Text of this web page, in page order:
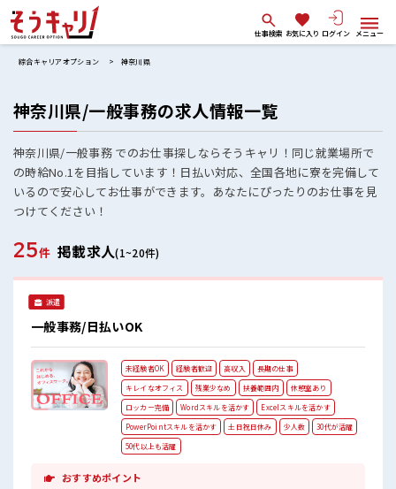
仕事検索 お気に入り ログイン メニュー
綜合キャリアオプション 神奈川県
神奈川県/一般事務の求人情報一覧
神奈川県/一般事務 でのお仕事探しならそうキャリ！同じ就業場所で
の時給No.1を目指しています！日払い対応、全国各地に寮を完備して
いるので安心してお仕事ができます。あなたにぴったりのお仕事を見
つけてください！
25件 掲載求人(1~20件)
派遣
一般事務/日払いOK
未経験者OK 経験者歓迎 高収入
長期の仕事
キレイなオフィス
残業少なめ 扶養範囲内
休憩室あり
ロッカー完備
Wordスキルを活かす
Excelスキルを活かす
PowerPointスキルを活かす
土日祝日休み 少人数
30代が活躍
50代以上も活躍
おすすめポイント